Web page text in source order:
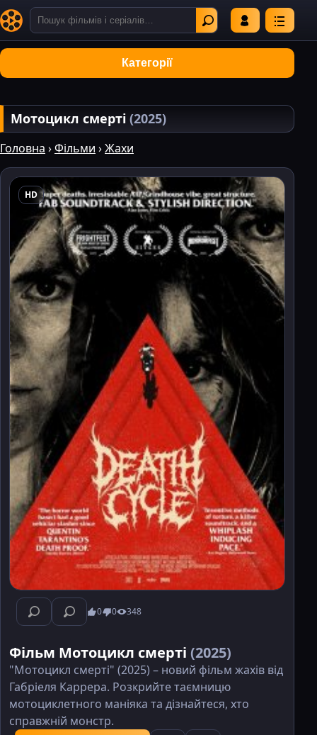
Категорії
Мотоцикл смерті (2025)
Головна ›Фільми ›Жахи
HD
0 0 348
Фільм Мотоцикл смерті (2025)
"Мотоцикл смерті" (2025) – новий фільм жахів від
Габріеля Каррера. Розкрийте таємницю
мотоциклетного маніяка та дізнайтеся, хто
справжній монстр.